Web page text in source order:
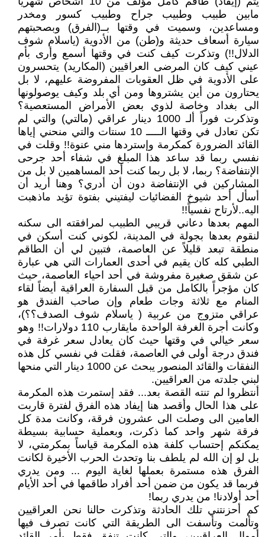
مابين طبيب وطبيب جراح وطبيب كسور ومخدر
ومساعدين، وسميت في وقتها بــ(الفرق) وبصحبتهم
سيارة أسعاف حديثة و(طن) من الأدوية (ياسلام شوف
الدلال!!) وتذكرت كيف كنت في وقتها أسمع وأرى بأم
عيني كيف كان المرضى العراقيين (المكاريد) يتحسرون
على الأدوية في ظل العقوبات المفروضة عليهم، لا بل
يحتارون من أين يشتروها ومن أي بلد وكيف يوصولونها
الى بغداد وخاصة لذوي بعض الأمراض المستعصية؟
وتذكرت فوراً ألـ 1000 دينار عراقي (مالتي) والتي لم
تكن تعادل في وقتها الـــــ 10 سنتات والتي منحني إياها
القائد الضرورة كمكرمة وإستردها مني عنوة!! وقلت في
نفسي ربما قد ساعد هذا المبلغ في شفاء أحد جرحى
الإنتفاضة؟ ربما، لا بل ربما كنت أحد المساهمين لا بل من
المشاركين في الإنتفاضة دون أن أدري؟ وهنا أريد أن
أسأل أحد شيوخ الفضائيات ليفتيني بفتوة تؤيد ماذهبت
اليه..لأرتاح نفسياً!!
المهم بعدها دعاني قريبي الطبيب لمرافقته الى سكنه
لنقوم بعدها بجولة في المدينة، لكوني كنت أسكن في
منطقة تبعد قليلاً عن العاصمة، فتبين لي أن الطاقم
الطبي كله كان يقيم في أحدى العمارات التي هي عبارة
عن شقق صغيرة مفروشة في أحد احياء العاصمة، حيث
كان مؤجراً بالكامل من قبل السفارة العراقية أيضاً لقاء
المنام مع ثلاثة وجات طعام وإن صاحب الفندق هو
عراقي متزوج من عربية ( ياسلام شوف الصدف؟؟)،
وكانت أجرة الغرفة الواحدة مايقارب 110 دولارات!! وهو
سعر خيالي في وقتها حيث كان يعادل سعر غرفة في
فندق درجة أولى في العاصمة، فقلت في نفسي كل هذه
النفقات والقائد المنصور يبحث عن 1000 دينار التي منحها
لبني جلدته من العراقيين.
أنتظروا لم تنته القصة بعد... فقد إستمرت هذه المكرمة
على هذا الحال وأقصد هنا إيفاد هذه الفرق لفترة قاربت
العامين الى وصلت الى عشرون فرقة، وكانت مدة كل
فرقة شهر واحد كما ذكرت، وبعملية حسابية بسيطة
يمكنكم إحتساب كلفة هذه المكرمة قياساً بمكرمتي، لا
بل لو إن الله لم يلطف بنا وتحدث الحرب الأخيرة لكانت
الفرق هذه مستمرة بعملها لغاية اليوم ... ومن يدري
فربما قد يكون من ضمن أحد أفراد طاقمها في أحد الأيام
أحد أولادنا! من يدري ربما!
كم أحزنتني تلك الحادثة وتذكرت حالنا نحن العراقيين
وتألمت وتأسفت الى الطريقة التي كانت تصرف فيها